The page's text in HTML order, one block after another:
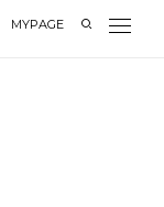
MYPAGE